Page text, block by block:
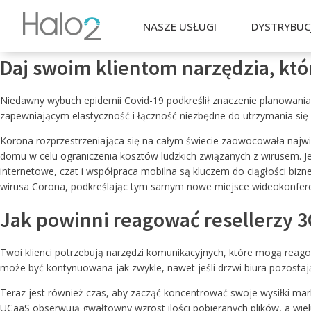
NASZE USŁUGI
DOBÓR ROZWIĄZAŃ
który
DOSTAWA SPRZĘTU
Fanvil
WDROŻENIE
Na
SZKOLENIA
W
w
pełni
INTEGRACJE Z CRM
PANEL CALLBACK
SIP
VOICE BOT
CUSTOM RAPORT
SMS
o
AUTOMOTIVE
O NAS:
Jako doświadczony dystrybutor rozwiązań
Polsce i Europie Wschodniej, oferujemy
audytu systemów, przez dostarczanie infrastruktury, aż
integrację z innymi systemami. Zapewniamy pełne
certyfikowane usługi SMS z centralą 3CX i pełen
Daj swoim klientom narzędzia,
Niedawny wybuch epidemii Covid-19 podkreślił znaczenie
zapewniającym elastyczność i łączność niezbędne do utrzymania
Korona rozprzestrzeniająca się na całym świecie zaowocowała
domu w celu ograniczenia kosztów ludzkich związanych z
internetowe, czat i współpraca mobilna są kluczem do ciągłości
wirusa Corona, podkreślając tym samym nowe miejsce
Jak powinni reagować resellerzy
Twoi klienci potrzebują narzędzi komunikacyjnych, które mogą
może być kontynuowana jak zwykle, nawet jeśli drzwi biura
Teraz jest również czas, aby zacząć koncentrować swoje wysiłki
UCaaS obserwują gwałtowny wzrost ilości pobieranych plików, a